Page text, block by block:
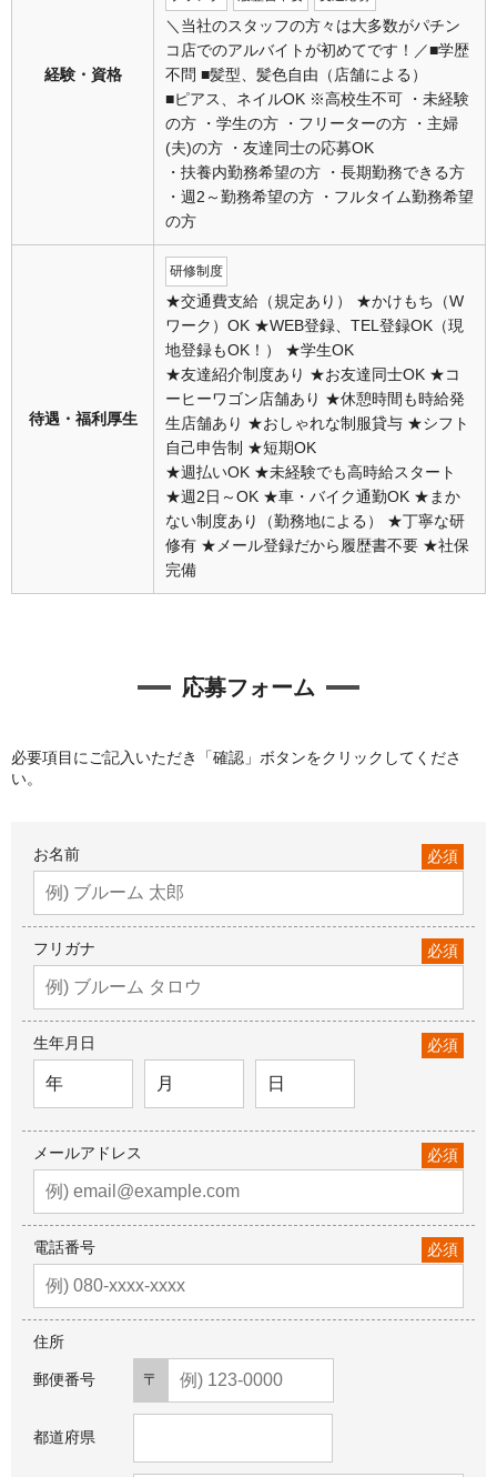
経験・資格
＼当社のスタッフの方々は大多数がパチン
コ店でのアルバイトが初めてです！／■学歴
不問 ■髪型、髪色自由（店舗による）
■ピアス、ネイルOK ※高校生不可 ・未経験
の方 ・学生の方 ・フリーターの方 ・主婦
(夫)の方 ・友達同士の応募OK
・扶養内勤務希望の方 ・長期勤務できる方
・週2～勤務希望の方 ・フルタイム勤務希望
の方
待遇・福利厚生
研修制度
★交通費支給（規定あり） ★かけもち（W
ワーク）OK ★WEB登録、TEL登録OK（現
地登録もOK！） ★学生OK
★友達紹介制度あり ★お友達同士OK ★コ
ーヒーワゴン店舗あり ★休憩時間も時給発
生店舗あり ★おしゃれな制服貸与 ★シフト
自己申告制 ★短期OK
★週払いOK ★未経験でも高時給スタート
★週2日～OK ★車・バイク通勤OK ★まか
ない制度あり（勤務地による） ★丁寧な研
修有 ★メール登録だから履歴書不要 ★社保
完備
応募フォーム
必要項目にご記入いただき「確認」ボタンをクリックしてくださ
い。
お名前 必須
フリガナ 必須
生年月日 必須
メールアドレス 必須
電話番号 必須
住所
郵便番号
都道府県